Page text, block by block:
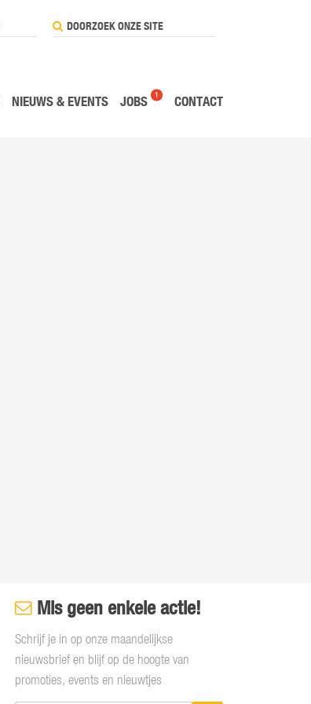
NIEUWS & EVENTS JOBS 1 CONTACT
Mis geen enkele actie!
Schrijf je in op onze maandelijkse
nieuwsbrief en blijf op de hoogte van
promoties, events en nieuwtjes